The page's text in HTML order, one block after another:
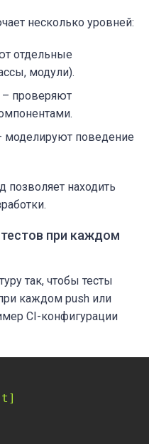
несколько уровней:
отдельные
модули).
– проверяют
моделируют поведение
позволяет находить
при каждом
так, чтобы тесты
каждом push или
CI-конфигурации